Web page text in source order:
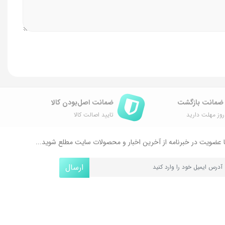
مهلت دارید
ضمانت اصل‌بودن کالا
تایید اصالت کالا
عضویت در خبرنامه از آخرین اخبار و محصولات سایت مطلع شوید...
ارسال